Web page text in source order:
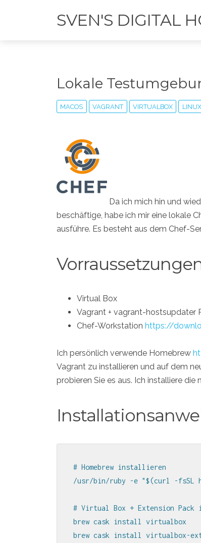
SVEN'S DIGITAL
Lokale
MACOS VAGRANT VIRTUALBOX LINUX
Da ich mich hin und
beschäftige, habe ich mir eine lokale
ausführe. Es besteht aus dem Chef-
Virtual Box
Vagrant + vagrant-hostsupdater
Chef-Workstation https://
Ich persönlich verwende Homebrew
Vagrant zu installieren und auf dem
probieren Sie es aus. Ich installiere
# Homebrew installieren
/usr/bin/ruby -e "$(curl -fsSL
# Virtual Box + Extension
brew cask install virtualbox
brew cask install virtualbox-